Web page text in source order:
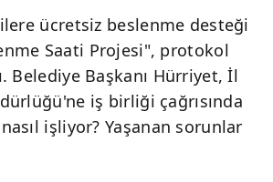
ücretsiz beslenme desteği
Saati Projesi", protokol
Belediye Başkanı Hürriyet, İl
iş birliği çağrısında
işliyor? Yaşanan sorunlar